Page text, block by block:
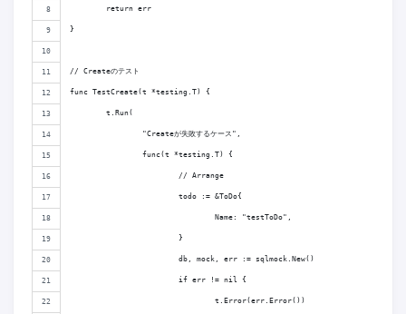
	return err
}
// Createのテスト
func TestCreate(t *testing.T) {
	t.Run(
		"Createが失敗するケース",
		func(t *testing.T) {
			// Arrange
			todo := &ToDo{
				Name: "testToDo",
			}
			db, mock, err := sqlmock.New()
			if err != nil {
				t.Error(err.Error())